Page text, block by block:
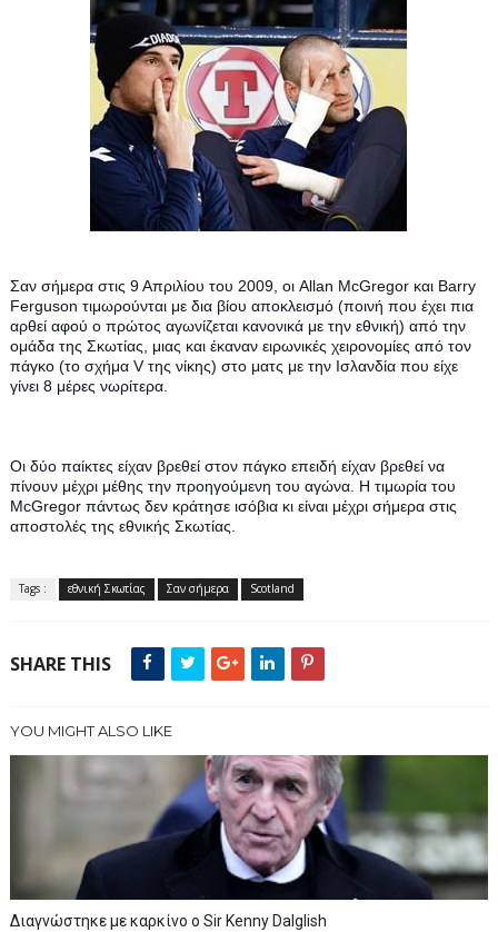
Σαν σήμερα στις 9 Απριλίου του 2009, οι Allan McGregor και Barry
Ferguson τιμωρούνται με δια βίου αποκλεισμό (ποινή που έχει πια
αρθεί αφού ο πρώτος αγωνίζεται κανονικά με την εθνική) από την
ομάδα της Σκωτίας, μιας και έκαναν ειρωνικές χειρονομίες από τον
πάγκο (το σχήμα V της νίκης) στο ματς με την Ισλανδία που είχε
γίνει 8 μέρες νωρίτερα.
Οι δύο παίκτες είχαν βρεθεί στον πάγκο επειδή είχαν βρεθεί να
πίνουν μέχρι μέθης την προηγούμενη του αγώνα. H τιμωρία του
McGregor πάντως δεν κράτησε ισόβια κι είναι μέχρι σήμερα στις
αποστολές της εθνικής Σκωτίας.
Tags : εθνική Σκωτίας Σαν σήμερα Scotland
SHARE THIS
YOU MIGHT ALSO LIKE
Διαγνώστηκε με καρκίνο ο Sir Kenny Dalglish